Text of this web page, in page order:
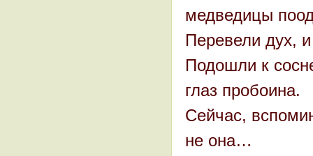
медведицы
Перевели дух,
Подошли к
глаз пробоина.
Сейчас,
не она…